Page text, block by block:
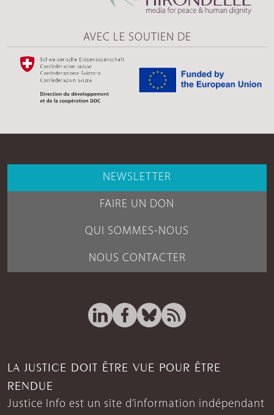
AVEC LE SOUTIEN DE
NEWSLETTER
FAIRE UN DON
QUI SOMMES-NOUS
NOUS CONTACTER
LA JUSTICE DOIT ÊTRE VUE POUR ÊTRE
RENDUE
Justice Info est un site d’information indépendant